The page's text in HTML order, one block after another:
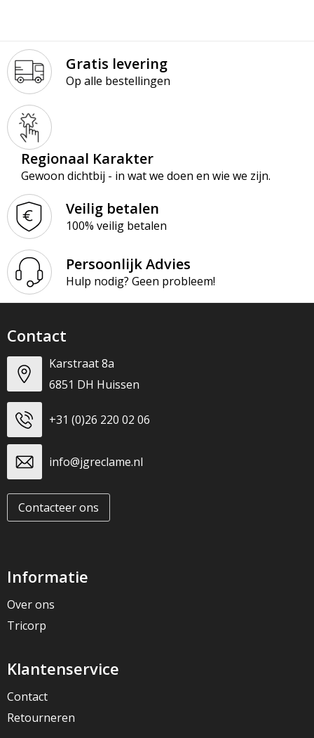
Gratis levering
Op alle bestellingen
Regionaal Karakter
Gewoon dichtbij - in wat we doen en wie we zijn.
Veilig betalen
100% veilig betalen
Persoonlijk Advies
Hulp nodig? Geen probleem!
Contact
Karstraat 8a
6851 DH Huissen
+31 (0)26 220 02 06
info@jgreclame.nl
Contacteer ons
Informatie
Over ons
Tricorp
Klantenservice
Contact
Retourneren